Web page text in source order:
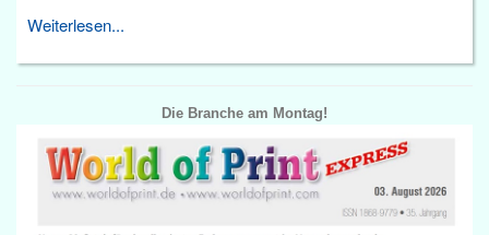
Weiterlesen...
Die Branche am Montag!